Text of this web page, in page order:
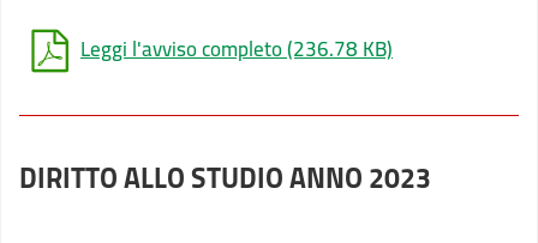
Leggi l'avviso completo(236.78 KB)
DIRITTO ALLO STUDIO ANNO 2023